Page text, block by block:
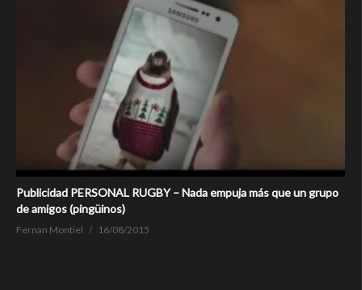
Publicidad PERSONAL RUGBY – Nada empuja más que un grupo
de amigos (pingüinos)
Fernan Montiel 16/08/2015